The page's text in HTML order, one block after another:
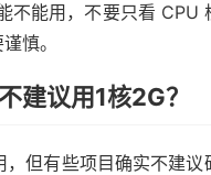
不能用，不要只看 CPU
慎。
建议用1核2G？
，但有些项目确实不建